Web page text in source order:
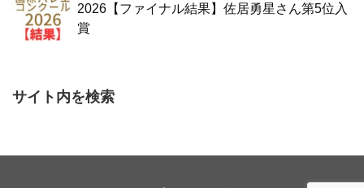
2026【ファイナル結果】佐居勇星さん第5位入
賞
サイト内を検索